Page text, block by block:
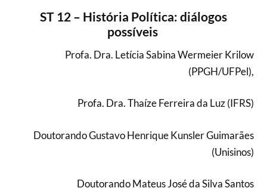
ST 12 – História Política: diálogos
possíveis
Profa. Dra. Letícia Sabina Wermeier Krilow
(PPGH/UFPel),
Profa. Dra. Thaíze Ferreira da Luz (IFRS)
Doutorando Gustavo Henrique Kunsler Guimarães
(Unisinos)
Doutorando Mateus José da Silva Santos